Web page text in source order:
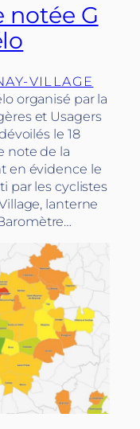
notée G
VILLAGE
organisé par la
et Usagers
le 18
note de la
en évidence le
par les cyclistes
lanterne